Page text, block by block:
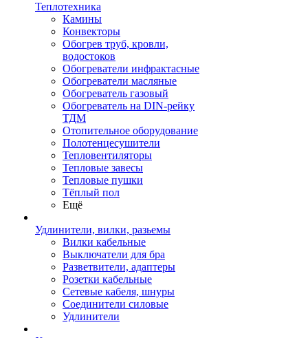
Теплотехника
Камины
Конвекторы
Обогрев труб, кровли,
водостоков
Обогреватели инфрактасные
Обогреватели масляные
Обогреватель газовый
Обогреватель на DIN-рейку
ТДМ
Отопительное оборудование
Полотенцесушители
Тепловентиляторы
Тепловые завесы
Тепловые пушки
Тёплый пол
Ещё
Удлинители, вилки, разьемы
Вилки кабельные
Выключатели для бра
Разветвители, адаптеры
Розетки кабельные
Сетевые кабеля, шнуры
Соединители силовые
Удлинители